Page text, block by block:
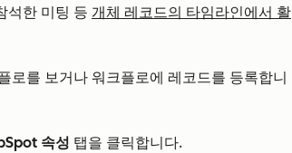
석한 미팅 등 개체 레코드의 타임라인에서 활
로를 보거나 워크플로에 레코드를 등록합니
속성 탭을 클릭합니다.